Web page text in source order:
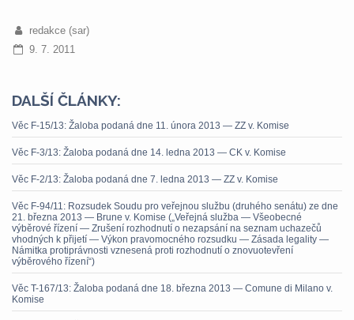
redakce (sar)
9. 7. 2011
DALŠÍ ČLÁNKY:
Věc F-15/13: Žaloba podaná dne 11. února 2013 — ZZ v. Komise
Věc F-3/13: Žaloba podaná dne 14. ledna 2013 — CK v. Komise
Věc F-2/13: Žaloba podaná dne 7. ledna 2013 — ZZ v. Komise
Věc F-94/11: Rozsudek Soudu pro veřejnou službu (druhého senátu) ze dne
21. března 2013 — Brune v. Komise („Veřejná služba — Všeobecné
výběrové řízení — Zrušení rozhodnutí o nezapsání na seznam uchazečů
vhodných k přijetí — Výkon pravomocného rozsudku — Zásada legality —
Námitka protiprávnosti vznesená proti rozhodnutí o znovuotevření
výběrového řízení“)
Věc T-167/13: Žaloba podaná dne 18. března 2013 — Comune di Milano v.
Komise